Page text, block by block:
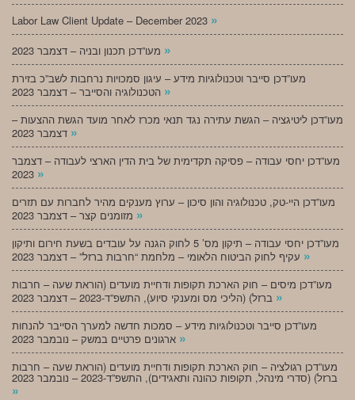
Labor Law Client Update – December 2023 »
»
מעו”דכן סייבר וטכנולוגיות מידע – עיגון סמכויות נרחבות לשב”כ בזירת
»
מעו”דכן ליטיגציה – הגשת עתירה נגד תנאי מכרז לאחר מועד הגשת ההצעות –
»
מעו”דכן יחסי עבודה – פסיקה תקדימית של בית הדין הארצי לעבודה – דצמבר
»
מעו”דכן היי-טק, טכנולוגיה והון סיכון – ערוץ מענקים מהיר לחברות עם תזרים
»
מעו”דכן יחסי עבודה – תיקון מס’ 5 לחוק הגנה על עובדים בשעת חירום ותיקון
»
מעו”דכן מיסים – חוק הארכת תקופות ודחיית מועדים (הוראת שעה – חרבות
»
מעו”דכן סייבר וטכנולוגיות מידע – סמכות חדשה למערך הסייבר להנחות
»
מעו”דכן רגולציה – חוק הארכת תקופות ודחיית מועדים (הוראת שעה – חרבות
ברזל) (סדרי מינהל, תקופות כהונה ותאגידים), התשפ”ד-2023 – נובמבר 2023
»